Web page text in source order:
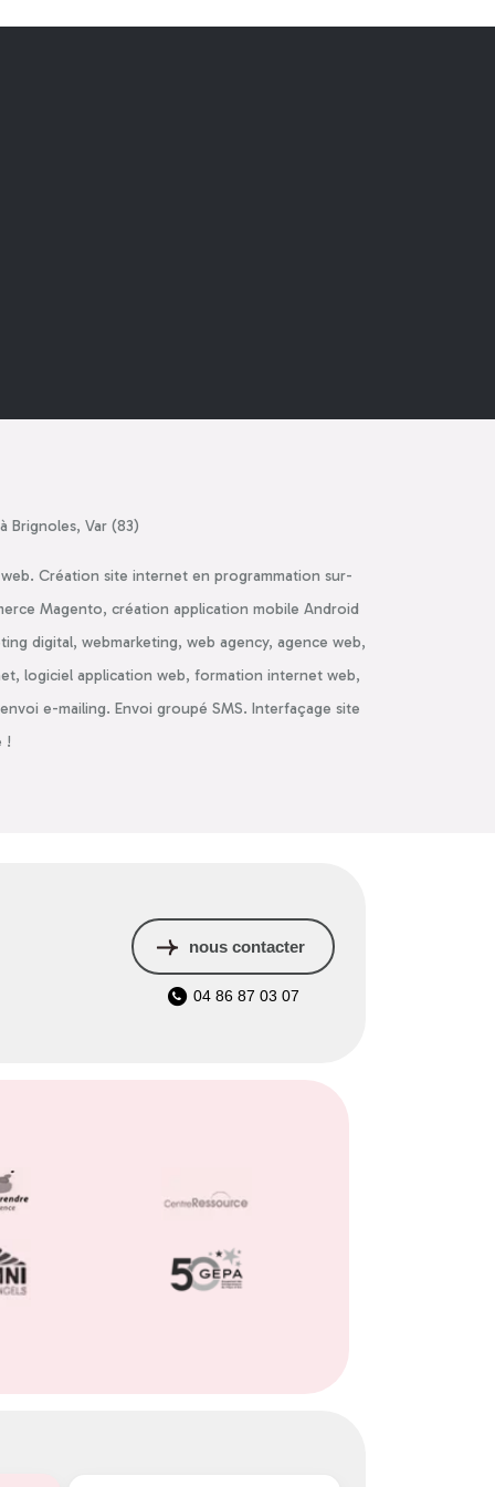
Brignoles, Var (83)
Création site internet en programmation sur-
Magento, création application mobile Android
digital, webmarketing, web agency, agence web,
logiciel application web, formation internet web,
e-mailing. Envoi groupé SMS. Interfaçage site
!
nous contacter
04 86 87 03 07